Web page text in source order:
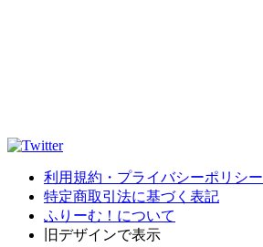
利用規約・プライバシーポリシー
特定商取引法に基づく表記
ふりーむ！について
旧デザインで表示